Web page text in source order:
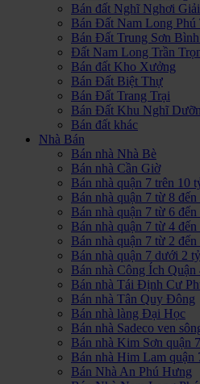
Bán đất Nghĩ Nghơi
Bán Đất Nam Long Phú
Bán Đất Trung Sơn
Đất Nam Long Trần
Bán đất Kho Xưởng
Bán Đất Biệt Thự
Bán Đất Trang Trại
Bán Đất Khu Nghĩ
Bán đất khác
Nhà Bán
Bán nhà Nhà Bè
Bán nhà Cần Giờ
Bán nhà quận 7 trên 10
Bán nhà quận 7 từ 8
Bán nhà quận 7 từ 6
Bán nhà quận 7 từ 4
Bán nhà quận 7 từ 2
Bán nhà quận 7 dưới 2 tỷ
Bán nhà Công Ích Quận
Bán nhà Tái Định Cư
Bán nhà Tân Quy Đông
Bán nhà làng Đại Học
Bán nhà Sadeco ven
Bán nhà Kim Sơn quận 7
Bán nhà Him Lam quận
Bán Nhà An Phú Hưng